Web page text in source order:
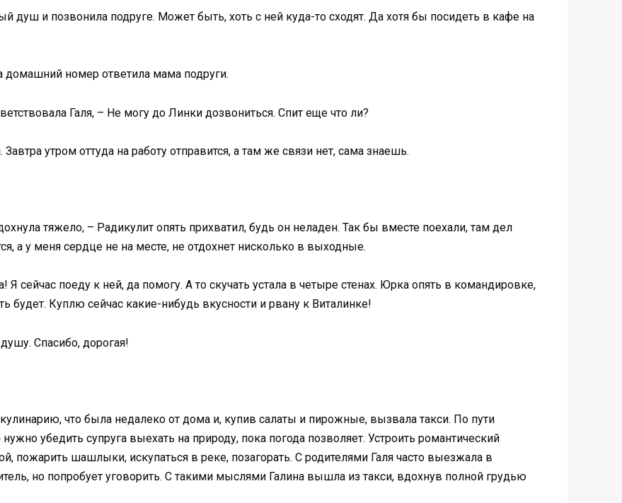
душ и позвонила подруге. Может быть, хоть с ней куда-то сходят. Да хотя бы посидеть в кафе на
домашний номер ответила мама подруги.
Галя, – Не могу до Линки дозвониться. Спит еще что ли?
утром оттуда на работу отправится, а там же связи нет, сама знаешь.
тяжело, – Радикулит опять прихватил, будь он неладен. Так бы вместе поехали, там дел
а у меня сердце не на месте, не отдохнет нисколько в выходные.
сейчас поеду к ней, да помогу. А то скучать устала в четыре стенах. Юрка опять в командировке,
будет. Куплю сейчас какие-нибудь вкусности и рвану к Виталинке!
Спасибо, дорогая!
что была недалеко от дома и, купив салаты и пирожные, вызвала такси. По пути
убедить супруга выехать на природу, пока погода позволяет. Устроить романтический
пожарить шашлыки, искупаться в реке, позагорать. С родителями Галя часто выезжала в
но попробует уговорить. С такими мыслями Галина вышла из такси, вдохнув полной грудью